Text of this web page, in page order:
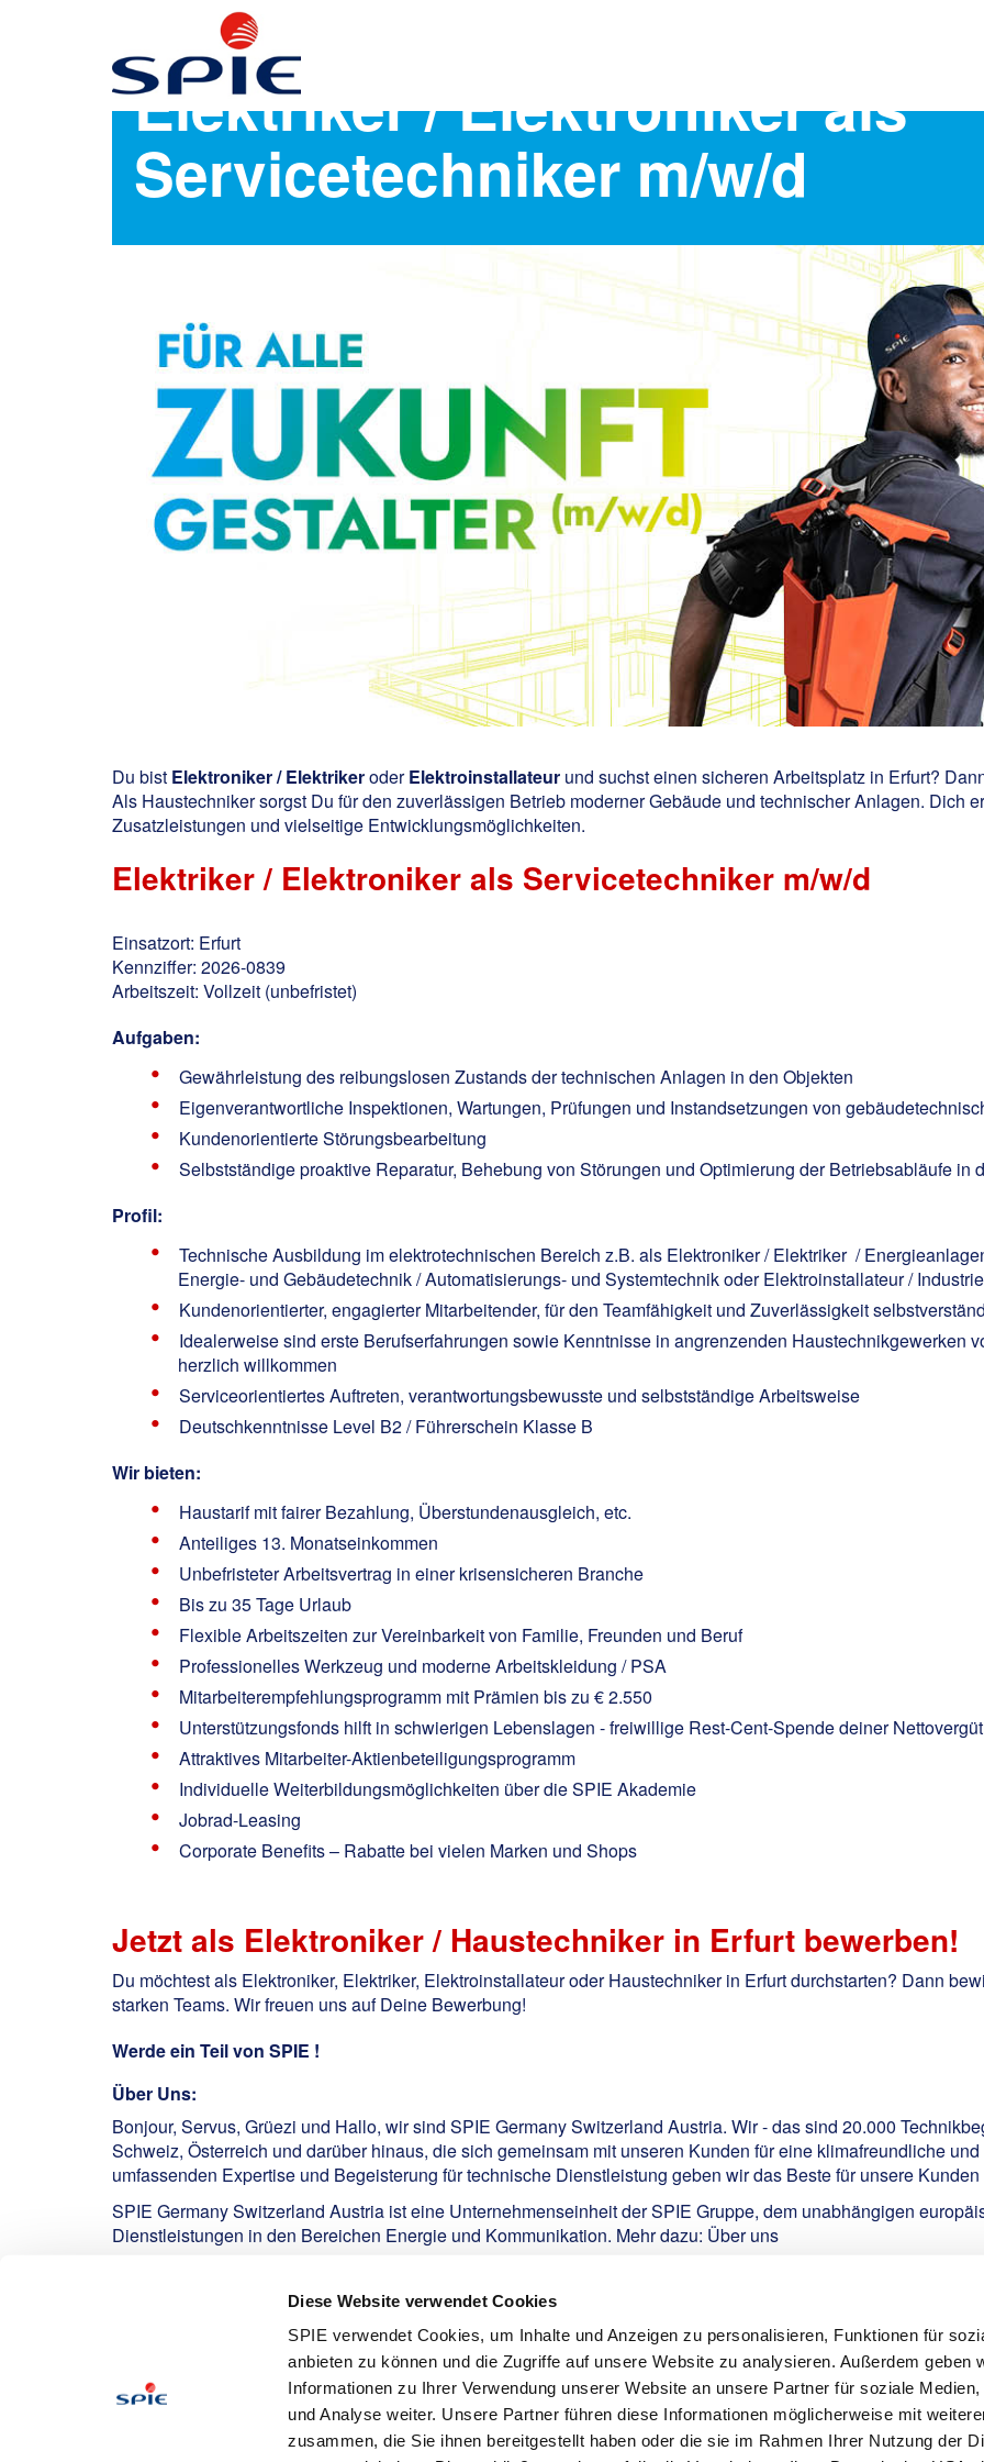
Diese Website verwendet Cookies
SPIE verwendet Cookies, um Inhalte und Anzeigen zu personalisieren, Funktionen für
anbieten zu können und die Zugriffe auf unsere Website zu analysieren. Außerdem geben
Informationen zu Ihrer Verwendung unserer Website an unsere Partner für soziale Medien,
und Analyse weiter. Unsere Partner führen diese Informationen möglicherweise mit
zusammen, die Sie ihnen bereitgestellt haben oder die sie im Rahmen Ihrer Nutzung der
Elektriker / Elektroniker als
Servicetechniker m/w/d
Du bist Elektroniker / ElektrikeroderElektroinstallateur und suchst einen sicheren Arbeitsplatz in Erfurt?
Als Haustechniker sorgst Du für den zuverlässigen Betrieb moderner Gebäude und technischer Anlagen. Dich
Zusatzleistungen und vielseitige Entwicklungsmöglichkeiten.
Elektriker / Elektroniker als Servicetechniker m/w/d
Einsatzort: Erfurt
Kennziffer: 2026-0839
Arbeitszeit: Vollzeit (unbefristet)
Aufgaben:
Gewährleistung des reibungslosen Zustands der technischen Anlagen in den Objekten
Eigenverantwortliche Inspektionen, Wartungen, Prüfungen und Instandsetzungen von
Kundenorientierte Störungsbearbeitung
Selbstständige proaktive Reparatur, Behebung von Störungen und Optimierung der Betriebsabläufe in
Profil:
Technische Ausbildung im elektrotechnischen Bereich z.B. als Elektroniker / Elektriker /
Energie- und Gebäudetechnik / Automatisierungs- und Systemtechnik oder Elektroinstallateur /
Kundenorientierter, engagierter Mitarbeitender, für den Teamfähigkeit und Zuverlässigkeit
Idealerweise sind erste Berufserfahrungen sowie Kenntnisse in angrenzenden Haustechnikgewerken
herzlich willkommen
Serviceorientiertes Auftreten, verantwortungsbewusste und selbstständige Arbeitsweise
Deutschkenntnisse Level B2 / Führerschein Klasse B
Wir bieten:
Haustarif mit fairer Bezahlung, Überstundenausgleich, etc.
Anteiliges 13. Monatseinkommen
Unbefristeter Arbeitsvertrag in einer krisensicheren Branche
Bis zu 35 Tage Urlaub
Flexible Arbeitszeiten zur Vereinbarkeit von Familie, Freunden und Beruf
Professionelles Werkzeug und moderne Arbeitskleidung / PSA
Mitarbeiterempfehlungsprogramm mit Prämien bis zu € 2.550
Unterstützungsfonds hilft in schwierigen Lebenslagen - freiwillige Rest-Cent-Spende deiner
Attraktives Mitarbeiter-Aktienbeteiligungsprogramm
Individuelle Weiterbildungsmöglichkeiten über die SPIE Akademie
Jobrad-Leasing
Corporate Benefits – Rabatte bei vielen Marken und Shops
Jetzt als Elektroniker / Haustechniker in Erfurt bewerben!
Du möchtest als Elektroniker, Elektriker, Elektroinstallateur oder Haustechniker in Erfurt durchstarten? Dann
starken Teams. Wir freuen uns auf Deine Bewerbung!
Werde ein Teil von SPIE !
Über Uns:
Bonjour, Servus, Grüezi und Hallo, wir sind SPIE Germany Switzerland Austria. Wir - das sind 20.000
Schweiz, Österreich und darüber hinaus, die sich gemeinsam mit unseren Kunden für eine klimafreundliche
umfassenden Expertise und Begeisterung für technische Dienstleistung geben wir das Beste für unsere
SPIE Germany Switzerland Austria ist eine Unternehmenseinheit der SPIE Gruppe, dem unabhängigen
Dienstleistungen in den Bereichen Energie und Kommunikation. Mehr dazu: Über uns
Bewerben